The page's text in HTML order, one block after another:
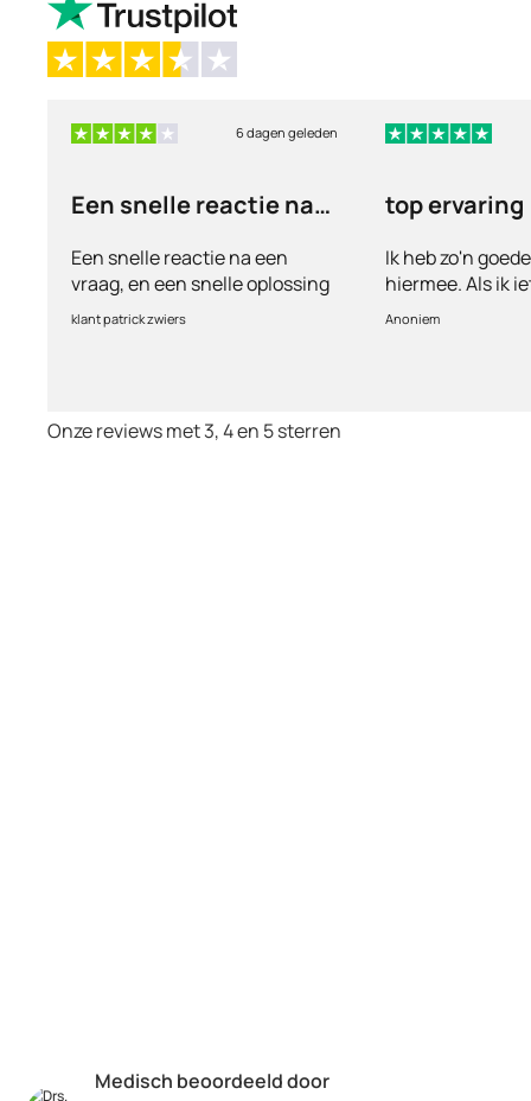
Medisch beoordeeld door
6 dagen geleden
Een snelle reactie na
Een snelle reactie na een
vraag, en een snelle oplossing
klant patrick zwiers
top ervaring
Ik heb zo'n
hiermee. Als ik
vul ik een
Anoniem
Onze reviews met 3, 4 en 5 sterren